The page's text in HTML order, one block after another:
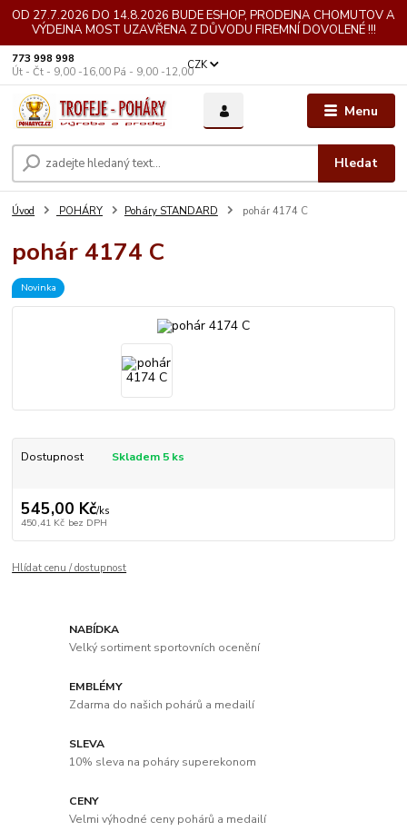
OD 27.7.2026 DO 14.8.2026 BUDE ESHOP, PRODEJNA CHOMUTOV A
VÝDEJNA MOST UZAVŘENA Z DŮVODU FIREMNÍ DOVOLENÉ !!!
Menu
CZK
Hledat
773 998 998
Út - Čt - 9,00 -16,00 Pá - 9,00 -12,00
Úvod POHÁRY Poháry STANDARD pohár 4174 C
pohár 4174 C
Novinka
Dostupnost Skladem 5 ks
545,00 Kč/ks
450,41 Kč bez DPH
Hlídat cenu / dostupnost
NABÍDKA
Velký sortiment sportovních ocenění
EMBLÉMY
Zdarma do našich pohárů a medailí
SLEVA
10% sleva na poháry superekonom
CENY
Velmi výhodné ceny pohárů a medailí